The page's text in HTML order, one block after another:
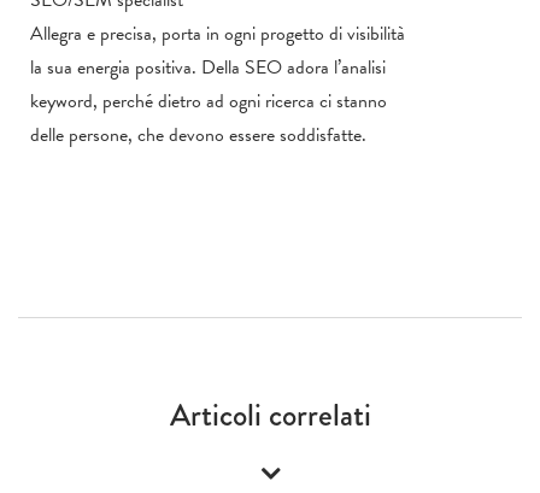
Allegra e precisa, porta in ogni progetto di visibilità
la sua energia positiva. Della SEO adora l’analisi
keyword, perché dietro ad ogni ricerca ci stanno
delle persone, che devono essere soddisfatte.
Articoli correlati